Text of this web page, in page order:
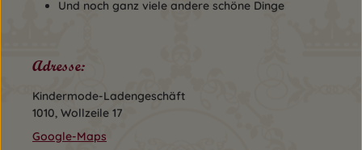
Und noch ganz viele andere schöne Dinge
Adresse:
Kindermode-Ladengeschäft
1010, Wollzeile 17
Google-Maps